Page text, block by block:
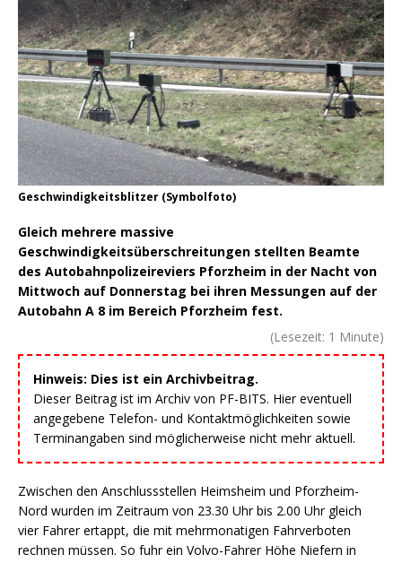
Geschwindigkeitsblitzer (Symbolfoto)
Gleich mehrere massive
Geschwindigkeitsüberschreitungen stellten Beamte
des Autobahnpolizeireviers Pforzheim in der Nacht von
Mittwoch auf Donnerstag bei ihren Messungen auf der
Autobahn A 8 im Bereich Pforzheim fest.
(Lesezeit: 1 Minute)
Hinweis: Dies ist ein Archivbeitrag.
Dieser Beitrag ist im Archiv von PF-BITS. Hier eventuell
angegebene Telefon- und Kontaktmöglichkeiten sowie
Terminangaben sind möglicherweise nicht mehr aktuell.
Zwischen den Anschlussstellen Heimsheim und Pforzheim-
Nord wurden im Zeitraum von 23.30 Uhr bis 2.00 Uhr gleich
vier Fahrer ertappt, die mit mehrmonatigen Fahrverboten
rechnen müssen. So fuhr ein Volvo-Fahrer Höhe Niefern in